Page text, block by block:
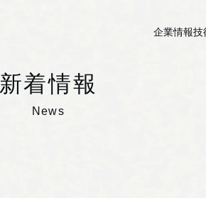
企業情報技
新着情報
News